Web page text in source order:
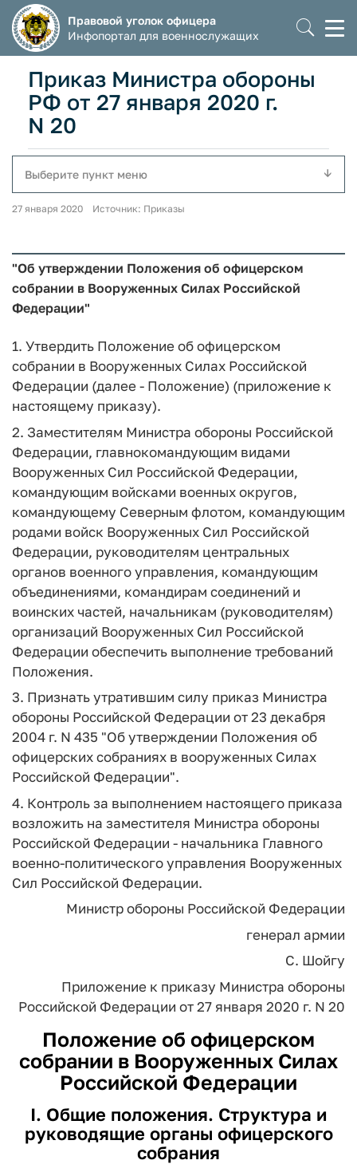
Правовой уголок офицера
Инфопортал для военнослужащих
Приказ Министра обороны
РФ от 27 января 2020 г.
N 20
Выберите пункт меню
27 января 2020 Источник: Приказы
"Об утверждении Положения об офицерском
собрании в Вооруженных Силах Российской
Федерации"
1. Утвердить Положение об офицерском
собрании в Вооруженных Силах Российской
Федерации (далее - Положение) (приложение к
настоящему приказу).
2. Заместителям Министра обороны Российской
Федерации, главнокомандующим видами
Вооруженных Сил Российской Федерации,
командующим войсками военных округов,
командующему Северным флотом, командующим
родами войск Вооруженных Сил Российской
Федерации, руководителям центральных
органов военного управления, командующим
объединениями, командирам соединений и
воинских частей, начальникам (руководителям)
организаций Вооруженных Сил Российской
Федерации обеспечить выполнение требований
Положения.
3. Признать утратившим силу приказ Министра
обороны Российской Федерации от 23 декабря
2004 г. N 435 "Об утверждении Положения об
офицерских собраниях в вооруженных Силах
Российской Федерации".
4. Контроль за выполнением настоящего приказа
возложить на заместителя Министра обороны
Российской Федерации - начальника Главного
военно-политического управления Вооруженных
Сил Российской Федерации.
Министр обороны Российской Федерации
генерал армии
С. Шойгу
Приложение к приказу Министра обороны
Российской Федерации от 27 января 2020 г. N 20
Положение об офицерском
собрании в Вооруженных Силах
Российской Федерации
I. Общие положения. Структура и
руководящие органы офицерского
собрания